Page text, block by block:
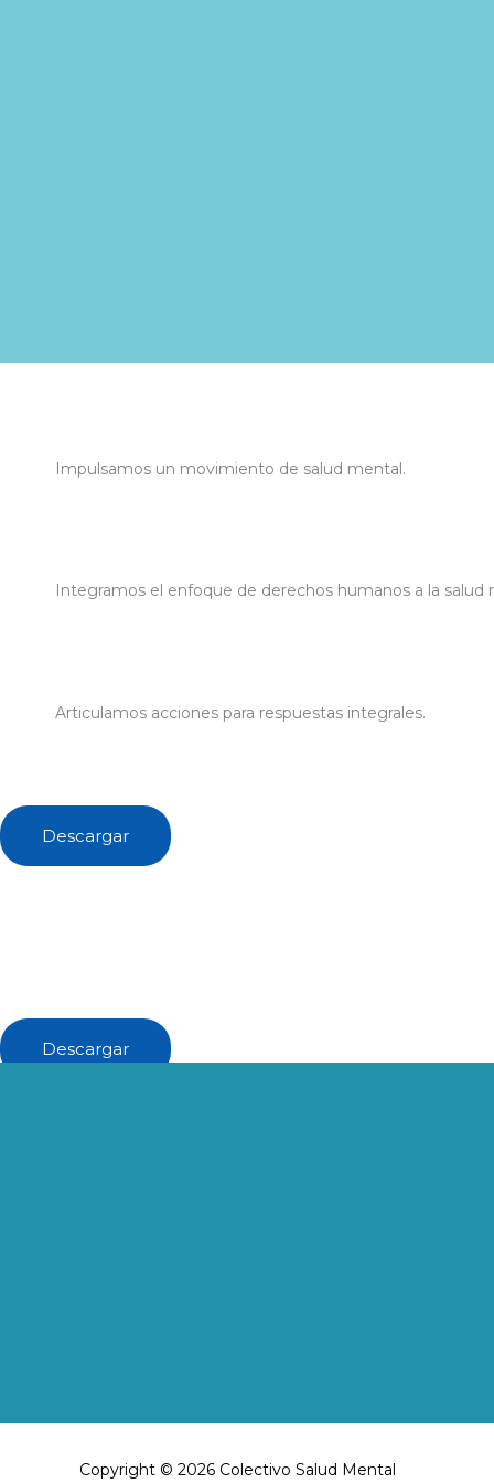
Impulsamos un movimiento de salud mental.
Integramos el enfoque de derechos humanos a la salud
Articulamos acciones para respuestas integrales.
Descargar
Descargar
Copyright © 2026 Colectivo Salud Mental